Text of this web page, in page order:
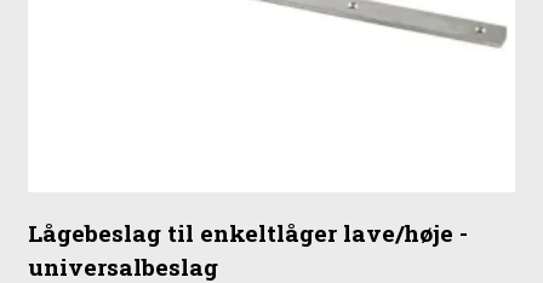
Lågebeslag til enkeltlåger lave/høje -
universalbeslag